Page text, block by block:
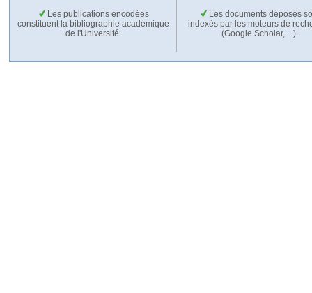
Les publications encodées
constituent la bibliographie académique
de l'Université.
Les documents déposés
indexés par les moteurs de
(Google Scholar,…).